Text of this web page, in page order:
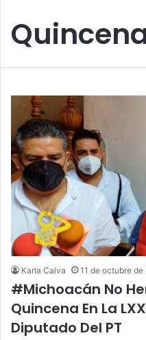
Karla Calva 11 de octubre de
#Michoacán No
Quincena En La
Diputado Del PT